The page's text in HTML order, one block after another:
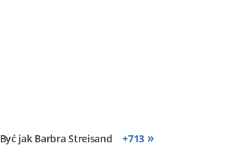
Być jak Barbra Streisand +713 »